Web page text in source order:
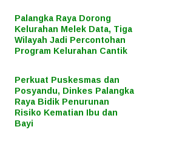
Palangka Raya Dorong
Kelurahan Melek Data, Tiga
Wilayah Jadi Percontohan
Program Kelurahan Cantik
Perkuat Puskesmas dan
Posyandu, Dinkes Palangka
Raya Bidik Penurunan
Risiko Kematian Ibu dan
Bayi